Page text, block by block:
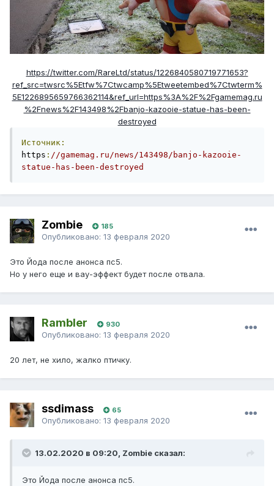
https://twitter.com/RareLtd/status/1226840580719771653?
ref_src=twsrc%5Etfw%7Ctwcamp%5Etweetembed%7Ctwterm%
5E1226895659766362114&ref_url=https%3A%2F%2Fgamemag.ru
%2Fnews%2F143498%2Fbanjo-kazooie-statue-has-been-
destroyed
Источник:
https : //gamemag.ru/news/143498/banjo-kazooie-
statue-has-been-destroyed
Zombie 185
Опубликовано: 13 февраля 2020
Это Йода после анонса пс5.
Но у него еще и вау-эффект будет после отвала.
Rambler 930
Опубликовано: 13 февраля 2020
20 лет, не хило, жалко птичку.
ssdimass 65
Опубликовано: 13 февраля 2020
13.02.2020 в 09:20, Zombie сказал:
Это Йода после анонса пс5.